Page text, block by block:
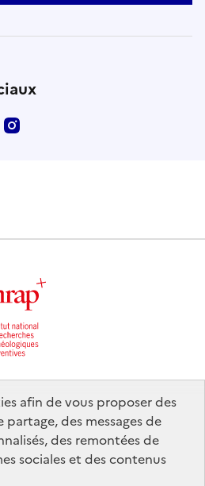
afin de vous proposer des
des messages de
des remontées de
sociales et des contenus
data.gouv.fr